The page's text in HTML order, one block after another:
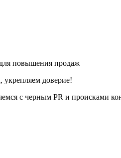
повышения продаж
укрепляем доверие!
с черным PR и происками